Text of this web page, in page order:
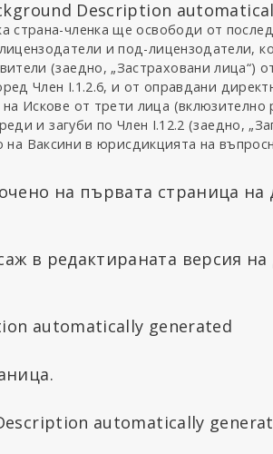
страна-членка ще освободи от
и под-лицензодатели,
(заедно, „Застраховани лица“)
Член I.1.2.6, и от оправдани
Искове от трети лица (вклюзително
и загуби по Член I.12.2 (заедно,
на Ваксини в юрисдикцията на
на първата страница на
в редактираната версия